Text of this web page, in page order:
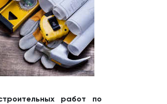
работ по